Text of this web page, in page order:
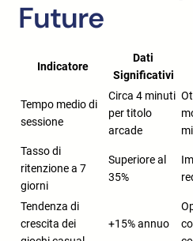
Future
Indicatore
Dati
Significativi
Tempo medio di
sessione
Circa 4 minuti
per titolo
arcade
Tasso di
ritenzione a 7
giorni
Superiore al
35%
Tendenza di
crescita dei
+15% annuo